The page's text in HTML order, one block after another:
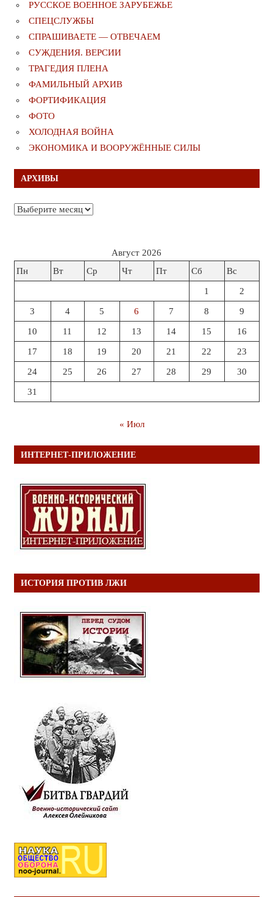
РУССКОЕ ВОЕННОЕ ЗАРУБЕЖЬЕ
СПЕЦСЛУЖБЫ
СПРАШИВАЕТЕ — ОТВЕЧАЕМ
СУЖДЕНИЯ. ВЕРСИИ
ТРАГЕДИЯ ПЛЕНА
ФАМИЛЬНЫЙ АРХИВ
ФОРТИФИКАЦИЯ
ФОТО
ХОЛОДНАЯ ВОЙНА
ЭКОНОМИКА И ВООРУЖЁННЫЕ СИЛЫ
АРХИВЫ
Архивы
Август 2026
Пн
Вт Ср Чт Пт Сб Вс
1 2
3 4 5 6 7 8 9
10 11 12 13 14 15 16
17 18 19 20 21 22 23
24 25 26 27 28 29 30
31
« Июл
ИНТЕРНЕТ-ПРИЛОЖЕНИЕ
ИСТОРИЯ ПРОТИВ ЛЖИ